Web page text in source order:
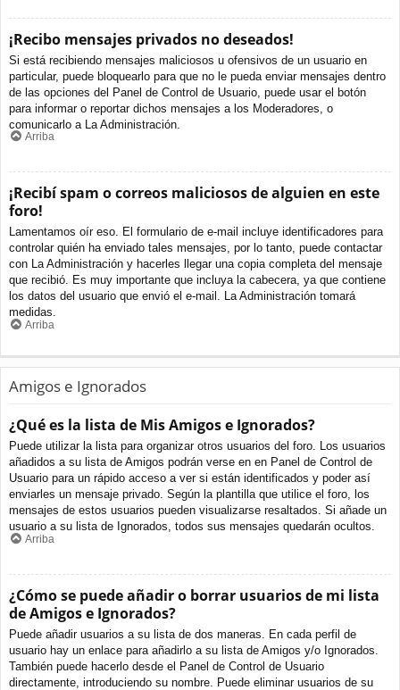
¡Recibo mensajes privados no deseados!
Si está recibiendo mensajes maliciosos u ofensivos de un usuario en
particular, puede bloquearlo para que no le pueda enviar mensajes dentro
de las opciones del Panel de Control de Usuario, puede usar el botón
para informar o reportar dichos mensajes a los Moderadores, o
comunicarlo a La Administración.
Arriba
¡Recibí spam o correos maliciosos de alguien en este
foro!
Lamentamos oír eso. El formulario de e-mail incluye identificadores para
controlar quién ha enviado tales mensajes, por lo tanto, puede contactar
con La Administración y hacerles llegar una copia completa del mensaje
que recibió. Es muy importante que incluya la cabecera, ya que contiene
los datos del usuario que envió el e-mail. La Administración tomará
medidas.
Arriba
Amigos e Ignorados
¿Qué es la lista de Mis Amigos e Ignorados?
Puede utilizar la lista para organizar otros usuarios del foro. Los usuarios
añadidos a su lista de Amigos podrán verse en en Panel de Control de
Usuario para un rápido acceso a ver si están identificados y poder así
enviarles un mensaje privado. Según la plantilla que utilice el foro, los
mensajes de estos usuarios pueden visualizarse resaltados. Si añade un
usuario a su lista de Ignorados, todos sus mensajes quedarán ocultos.
Arriba
¿Cómo se puede añadir o borrar usuarios de mi lista
de Amigos e Ignorados?
Puede añadir usuarios a su lista de dos maneras. En cada perfil de
usuario hay un enlace para añadirlo a su lista de Amigos y/o Ignorados.
También puede hacerlo desde el Panel de Control de Usuario
directamente, introduciendo su nombre. Puede eliminar usuarios de su